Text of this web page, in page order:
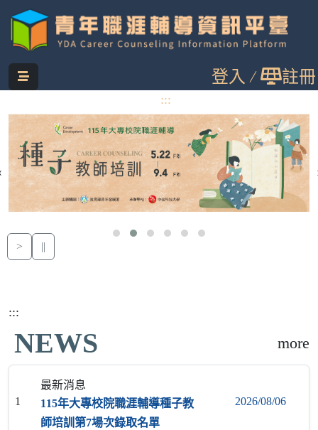
到
主
要
內
容
登入 註冊
:::
> ||
:::
NEWS more
1
最新消息
115年大專校院職涯輔導種子教
師培訓第7場次錄取名單
2026/08/06